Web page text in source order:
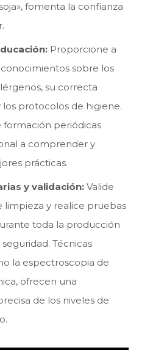
fomenta la confianza
Proporcione a
sobre los
su correcta
protocolos de higiene.
formación periódicas
a comprender y
prácticas.
y validación: Valide
limpieza y realice pruebas
toda la producción
Técnicas
la espectroscopia de
ofrecen una
de los niveles de